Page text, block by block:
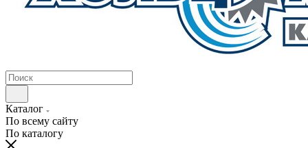
Каталог
По всему сайту
По каталогу